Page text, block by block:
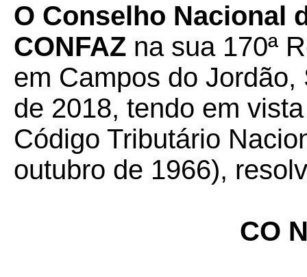
O Conselho Nacional
CONFAZ na sua 170ª
em Campos do
de 2018, tendo em
Código Tributário
outubro de 1966),
CO